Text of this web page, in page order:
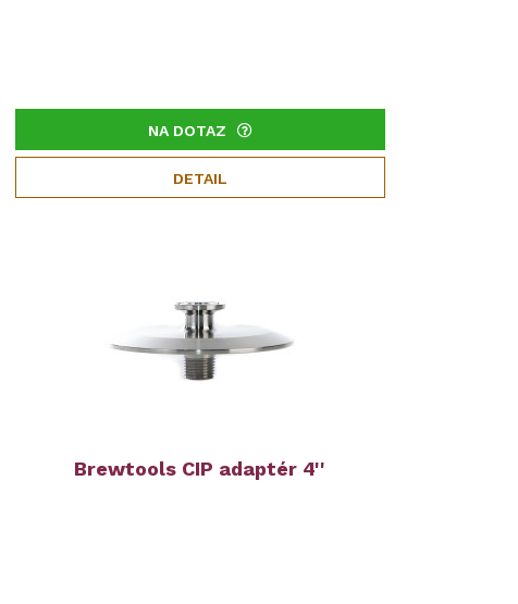
NA DOTAZ
DETAIL
Brewtools CIP adaptér 4''